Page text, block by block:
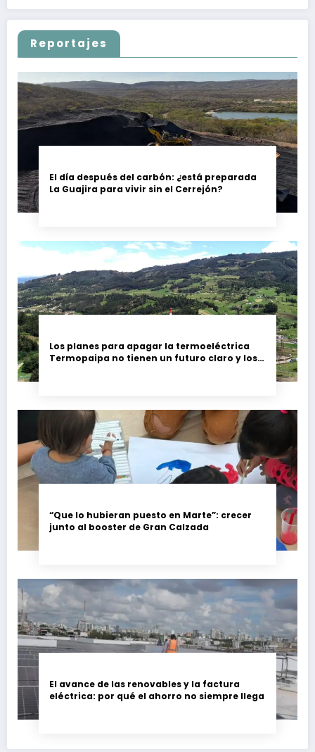
Reportajes
El día después del carbón: ¿está preparada
La Guajira para vivir sin el Cerrejón?
Los planes para apagar la termoeléctrica
Termopaipa no tienen un futuro claro y los
“Que lo hubieran puesto en Marte”: crecer
junto al booster de Gran Calzada
El avance de las renovables y la factura
eléctrica: por qué el ahorro no siempre llega